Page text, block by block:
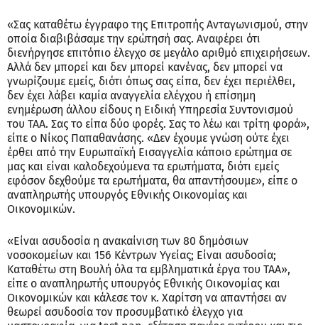
«Σας καταθέτω έγγραφο της Επιτροπής Ανταγωνισμού, στην
οποία διαβιβάσαμε την ερώτησή σας. Αναφέρει ότι
διενήργησε επιτόπιο έλεγχο σε μεγάλο αριθμό επιχειρήσεων.
Αλλά δεν μπορεί και δεν μπορεί κανένας, δεν μπορεί να
γνωρίζουμε εμείς, διότι όπως σας είπα, δεν έχει περιέλθει,
δεν έχει λάβει καμία αναγγελία ελέγχου ή επίσημη
ενημέρωση άλλου είδους η Ειδική Υπηρεσία Συντονισμού
του ΤΑΑ. Σας το είπα δύο φορές. Σας το λέω και τρίτη φορά»,
είπε ο Νίκος Παπαθανάσης. «Δεν έχουμε γνώση ούτε έχει
έρθει από την Ευρωπαϊκή Εισαγγελία κάποιο ερώτημα σε
μας και είναι καλοδεχούμενα τα ερωτήματα, διότι εμείς
εφόσον δεχθούμε τα ερωτήματα, θα απαντήσουμε», είπε ο
αναπληρωτής υπουργός Εθνικής Οικονομίας και
Οικονομικών.
«Είναι ασυδοσία η ανακαίνιση των 80 δημόσιων
νοσοκομείων και 156 Κέντρων Υγείας; Είναι ασυδοσία;
Καταθέτω στη Βουλή όλα τα εμβληματικά έργα του ΤΑΑ»,
είπε ο αναπληρωτής υπουργός Εθνικής Οικονομίας και
Οικονομικών και κάλεσε τον κ. Χαρίτση να απαντήσει αν
θεωρεί ασυδοσία τον προσυμβατικό έλεγχο για